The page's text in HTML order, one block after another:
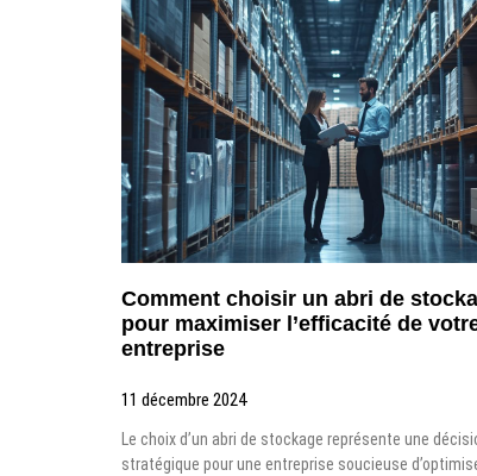
Comment choisir un abri de
pour maximiser l’efficacité de
entreprise
11 décembre 2024
Le choix d’un abri de stockage représente une
stratégique pour une entreprise soucieuse